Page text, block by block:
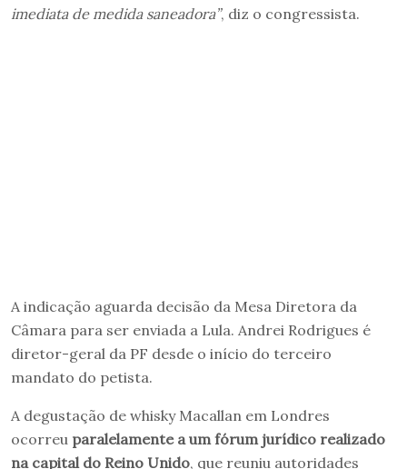
imediata de medida saneadora”, diz o congressista.
A indicação aguarda decisão da Mesa Diretora da
Câmara para ser enviada a Lula. Andrei Rodrigues é
diretor-geral da PF desde o início do terceiro
mandato do petista.
A degustação de whisky Macallan em Londres
ocorreu paralelamente a um fórum jurídico realizado
na capital do Reino Unido, que reuniu autoridades